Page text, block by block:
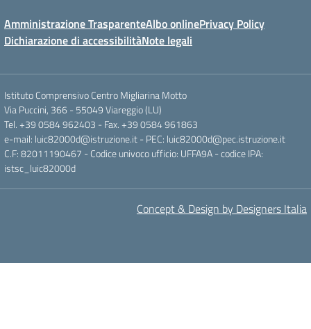
Amministrazione TrasparenteAlbo onlinePrivacy Policy
Dichiarazione di accessibilitàNote legali
Istituto Comprensivo Centro Migliarina Motto
Via Puccini, 366 - 55049 Viareggio (LU)
Tel. +39 0584 962403 - Fax. +39 0584 961863
e-mail: luic82000d@istruzione.it - PEC: luic82000d@pec.istruzione.it
C.F: 82011190467 - Codice univoco ufficio: UFFA9A - codice IPA:
istsc_luic82000d
Concept & Design by Designers Italia